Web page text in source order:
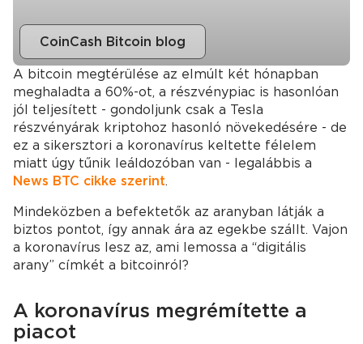
CoinCash Bitcoin blog
A bitcoin megtérülése az elmúlt két hónapban
meghaladta a 60%-ot, a részvénypiac is hasonlóan
jól teljesített - gondoljunk csak a Tesla
részvényárak kriptohoz hasonló növekedésére - de
ez a sikersztori a koronavírus keltette félelem
miatt úgy tűnik leáldozóban van - legalábbis a
News BTC cikke szerint.
Mindeközben a befektetők az aranyban látják a
biztos pontot, így annak ára az egekbe szállt. Vajon
a koronavírus lesz az, ami lemossa a “digitális
arany” címkét a bitcoinról?
A koronavírus megrémítette a
piacot